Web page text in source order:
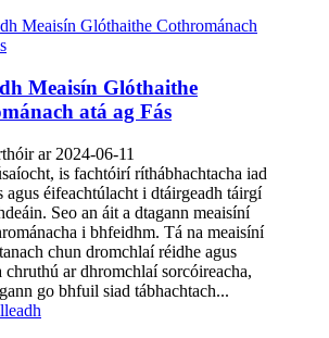
Meaisín Glóthaithe
atá ag Fás
ar 2024-06-11
is fachtóirí ríthábhachtacha iad
agus éifeachtúlacht i dtáirgeadh táirgí
Seo an áit a dtagann meaisíní
i bhfeidhm. Tá na meaisíní
chun dromchlaí réidhe agus
chruthú ar dhromchlaí sorcóireacha,
go bhfuil siad tábhachtach...